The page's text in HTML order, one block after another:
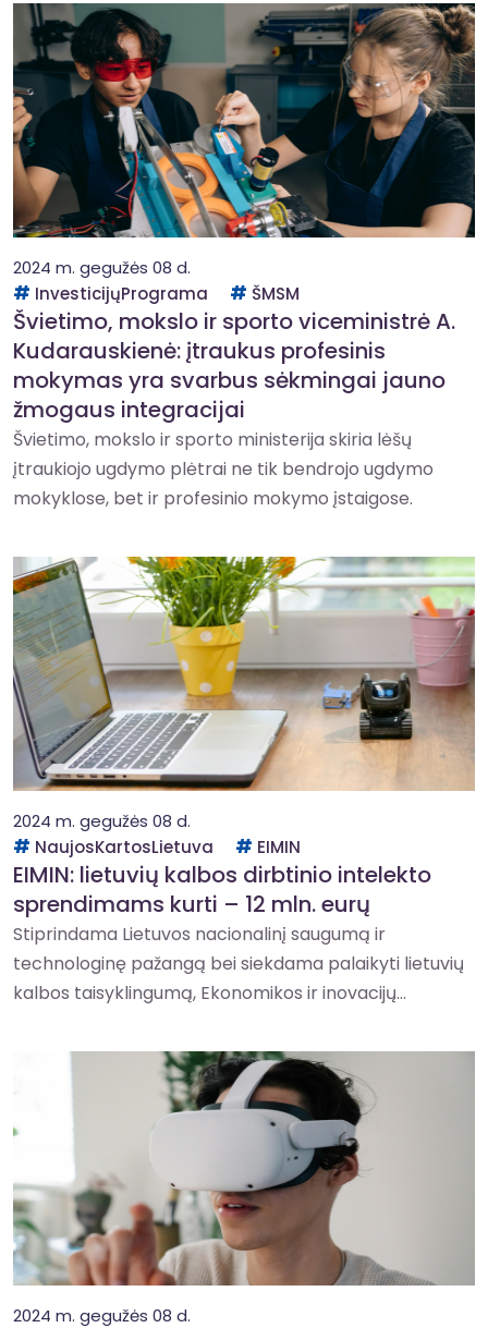
2024 m. gegužės 08 d.
InvesticijųPrograma
ŠMSM
Švietimo, mokslo ir sporto viceministrė A.
Kudarauskienė: įtraukus profesinis
mokymas yra svarbus sėkmingai jauno
žmogaus integracijai
Švietimo, mokslo ir sporto ministerija skiria lėšų
įtraukiojo ugdymo plėtrai ne tik bendrojo ugdymo
mokyklose, bet ir profesinio mokymo įstaigose.
2024 m. gegužės 08 d.
NaujosKartosLietuva
EIMIN
EIMIN: lietuvių kalbos dirbtinio intelekto
sprendimams kurti – 12 mln. eurų
Stiprindama Lietuvos nacionalinį saugumą ir
technologinę pažangą bei siekdama palaikyti lietuvių
kalbos taisyklingumą, Ekonomikos ir inovacijų...
2024 m. gegužės 08 d.